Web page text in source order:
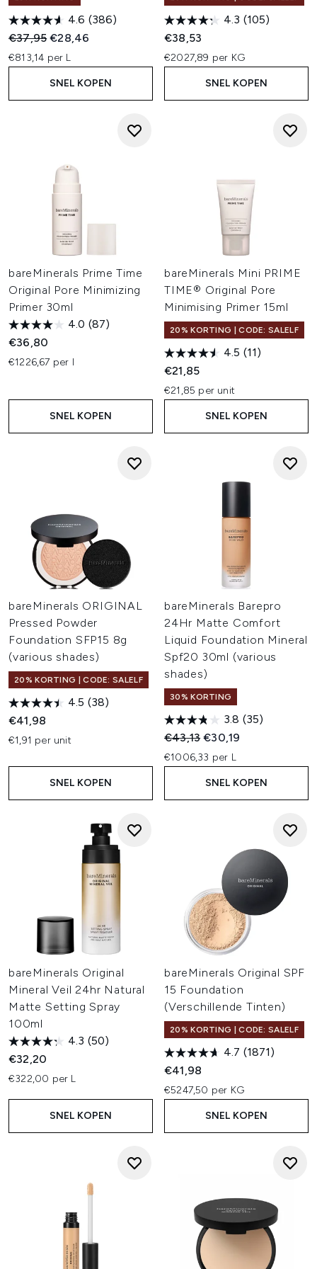
foundation, kleurcosmetica en kwasten bij
LOOKFANTASTIC en stel je clean beauty routine samen.
4.6 (386)
Recommended Retail Price:
€37,95Huidige prijs:
€28,46
€813,14 per L
SNEL KOPEN
4.3 (105)
€38,53
€2027,89 per KG
SNEL KOPEN
bareMinerals Prime Time
Original Pore Minimizing
Primer 30ml
4.0 (87)
€36,80
€1226,67 per l
SNEL KOPEN
bareMinerals Mini PRIME
TIME® Original Pore
Minimising Primer 15ml
20% KORTING | CODE: SALELF
4.5 (11)
€21,85
€21,85 per unit
SNEL KOPEN
bareMinerals ORIGINAL
Pressed Powder
Foundation SFP15 8g
(various shades)
20% KORTING | CODE: SALELF
4.5 (38)
€41,98
€1,91 per unit
SNEL KOPEN
bareMinerals Barepro
24Hr Matte Comfort
Liquid Foundation Mineral
Spf20 30ml (various
shades)
30% KORTING
3.8 (35)
Recommended Retail Price:
€43,13Huidige prijs:
€30,19
€1006,33 per L
SNEL KOPEN
bareMinerals Original
Mineral Veil 24hr Natural
Matte Setting Spray
100ml
4.3 (50)
€32,20
€322,00 per L
SNEL KOPEN
bareMinerals Original SPF
15 Foundation
(Verschillende Tinten)
20% KORTING | CODE: SALELF
4.7 (1871)
€41,98
€5247,50 per KG
SNEL KOPEN